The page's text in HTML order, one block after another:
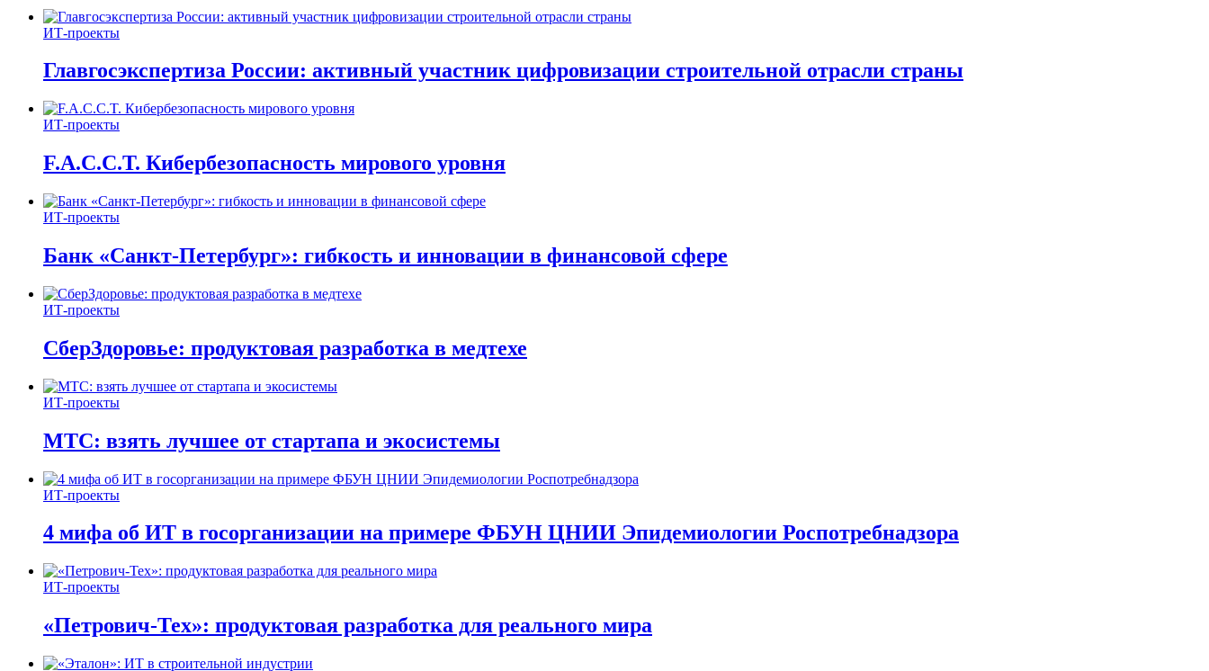
ИТ-проекты
Главгосэкспертиза России: активный участник цифровизации строительной отрасли страны
ИТ-проекты
F.A.C.C.T. Кибербезопасность мирового уровня
ИТ-проекты
Банк «Санкт-Петербург»: гибкость и инновации в финансовой сфере
ИТ-проекты
СберЗдоровье: продуктовая разработка в медтехе
ИТ-проекты
МТС: взять лучшее от стартапа и экосистемы
ИТ-проекты
4 мифа об ИТ в госорганизации на примере ФБУН ЦНИИ Эпидемиологии Роспотребнадзора
ИТ-проекты
«Петрович-Тех»: продуктовая разработка для реального мира